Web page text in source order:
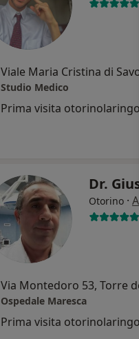
Viale Maria Cristina di
Studio Medico
Prima visita
Dr.
Otorino ·
Via Montedoro 53, Torre
Ospedale Maresca
Prima visita